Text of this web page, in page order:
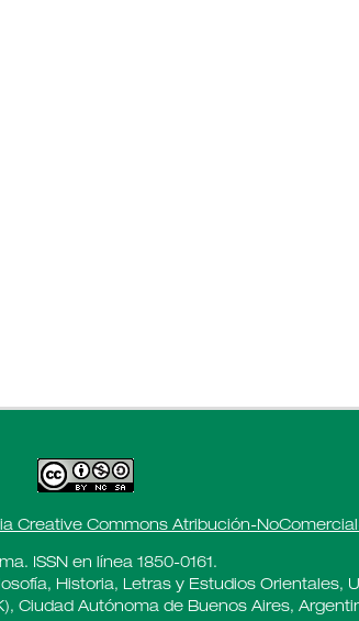
Creative Commons Atribución-
ISSN en línea 1850-0161.
Historia, Letras y Estudios Orientales,
Ciudad Autónoma de Buenos Aires,